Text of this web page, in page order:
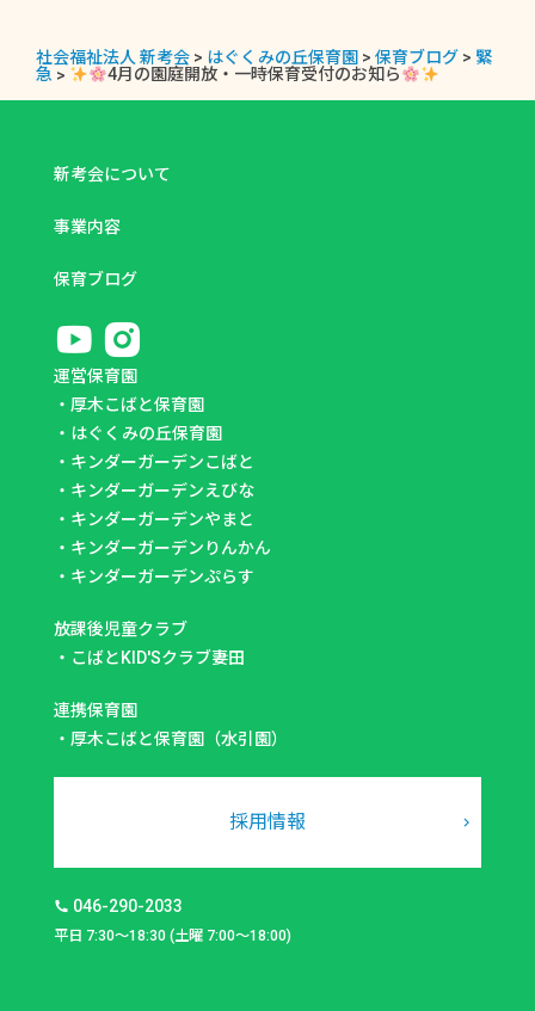
社会福祉法人 新考会 > はぐくみの丘保育園 > 保育ブログ > 緊
急 > 4月の園庭開放・一時保育受付のお知ら
新考会について
事業内容
保育ブログ
運営保育園
・ 厚木こばと保育園
・ はぐくみの丘保育園
・ キンダーガーデンこばと
・ キンダーガーデンえびな
・ キンダーガーデンやまと
・ キンダーガーデンりんかん
・ キンダーガーデンぷらす
放課後児童クラブ
・ こばとKID'Sクラブ妻田
連携保育園
・ 厚木こばと保育園（水引園）
採用情報
046-290-2033
平日 7:30～18:30 (土曜 7:00～18:00)